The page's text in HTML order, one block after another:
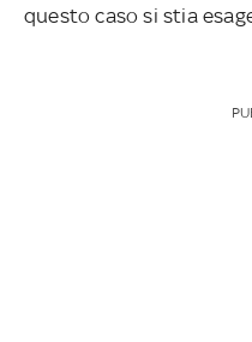
questo caso si stia